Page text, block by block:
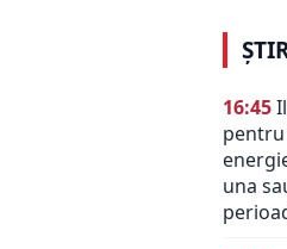
16:45
una